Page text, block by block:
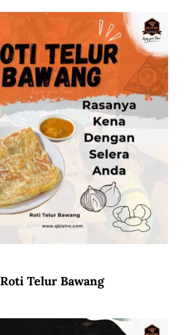
Roti Telur Bawang